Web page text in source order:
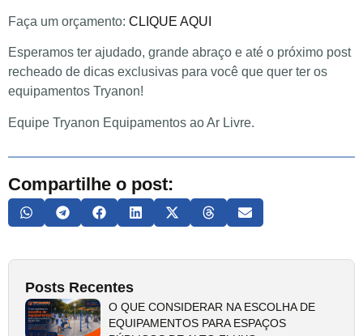
Faça um orçamento: CLIQUE AQUI
Esperamos ter ajudado, grande abraço e até o próximo post
recheado de dicas exclusivas para você que quer ter os
equipamentos Tryanon!
Equipe Tryanon Equipamentos ao Ar Livre.
Compartilhe o post:
Posts Recentes
O QUE CONSIDERAR NA ESCOLHA DE
EQUIPAMENTOS PARA ESPAÇOS